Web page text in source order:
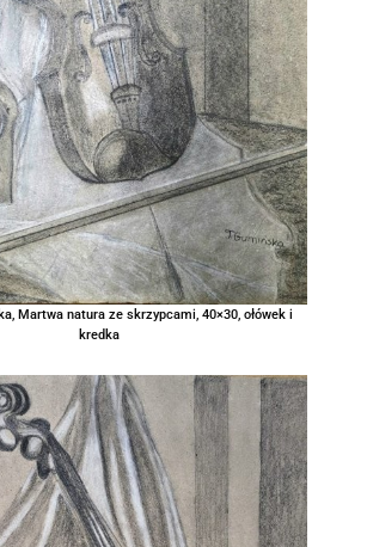
Martwa natura ze skrzypcami, 40×30, ołówek i
kredka